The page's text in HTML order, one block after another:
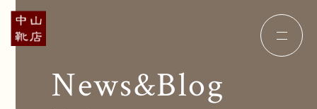
Concept コンセプト
Insole オーダー中敷き
News&Blog